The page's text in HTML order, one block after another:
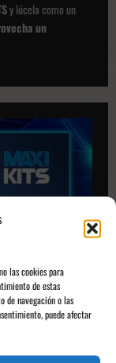
las cookies para
de estas
de navegación o las
puede afectar
y lúcela como un
un